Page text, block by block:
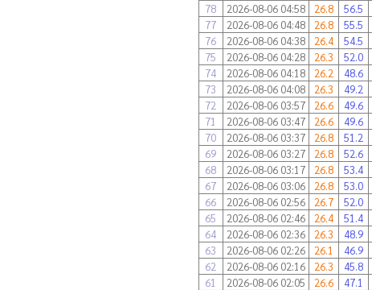
78
2026-08-06 04:58 26.8 56.5
77
2026-08-06 04:48 26.8 55.5
76
2026-08-06 04:38 26.4 54.5
75
2026-08-06 04:28 26.3 52.0
74
2026-08-06 04:18 26.2 48.6
73
2026-08-06 04:08 26.3 49.2
72
2026-08-06 03:57 26.6 49.6
71
2026-08-06 03:47 26.6 49.6
70
2026-08-06 03:37 26.8 51.2
69
2026-08-06 03:27 26.8 52.6
68
2026-08-06 03:17 26.8 53.4
67
2026-08-06 03:06 26.8 53.0
66
2026-08-06 02:56 26.7 52.0
65
2026-08-06 02:46 26.4 51.4
64
2026-08-06 02:36 26.3 48.9
63
2026-08-06 02:26 26.1 46.9
62
2026-08-06 02:16 26.3 45.8
61
2026-08-06 02:05 26.6 47.1